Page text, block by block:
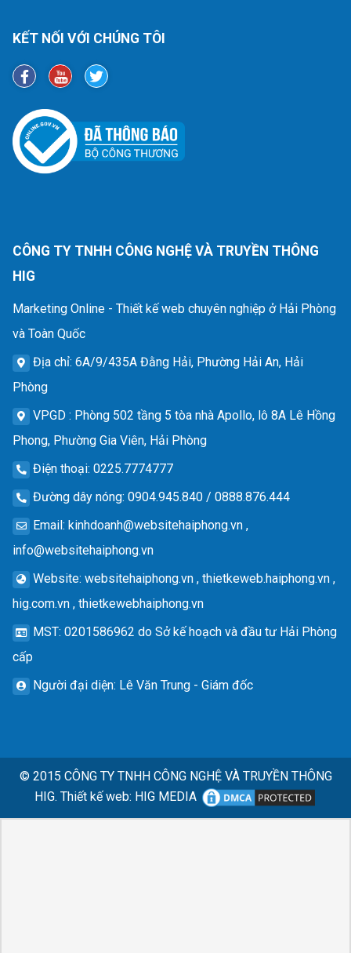
KẾT NỐI VỚI CHÚNG TÔI
CÔNG TY TNHH CÔNG NGHỆ VÀ TRUYỀN THÔNG
HIG
Marketing Online - Thiết kế web chuyên nghiệp ở Hải Phòng
và Toàn Quốc
Địa chỉ: 6A/9/435A Đằng Hải, Phường Hải An, Hải
Phòng
VPGD : Phòng 502 tầng 5 tòa nhà Apollo, lô 8A Lê Hồng
Phong, Phường Gia Viên, Hải Phòng
Điện thoại: 0225.7774777
Đường dây nóng: 0904.945.840 / 0888.876.444
Email: kinhdoanh@websitehaiphong.vn ,
info@websitehaiphong.vn
Website: websitehaiphong.vn , thietkeweb.haiphong.vn ,
hig.com.vn , thietkewebhaiphong.vn
MST: 0201586962 do Sở kế hoạch và đầu tư Hải Phòng
cấp
Người đại diện: Lê Văn Trung - Giám đốc
© 2015 CÔNG TY TNHH CÔNG NGHỆ VÀ TRUYỀN THÔNG
HIG. Thiết kế web: HIG MEDIA